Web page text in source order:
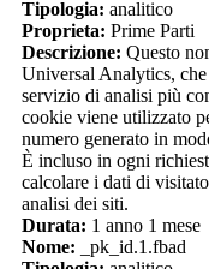
Tipologia: analitico
Proprieta: Prime Parti
Descrizione: Questo
Universal Analytics,
servizio di analisi più
cookie viene utilizzato
numero generato in
È incluso in ogni
calcolare i dati di
analisi dei siti.
Durata: 1 anno 1 mese
Nome: _pk_id.1.fbad